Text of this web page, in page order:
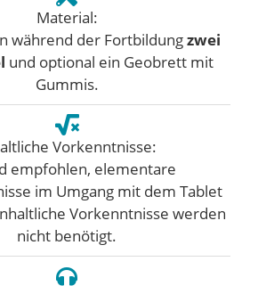
Material:
während der Fortbildungzwei
und optional ein Geobrett mit
Gummis.
Vorkenntnisse:
empfohlen, elementare
im Umgang mit dem Tablet
Vorkenntnisse werden
nicht benötigt.